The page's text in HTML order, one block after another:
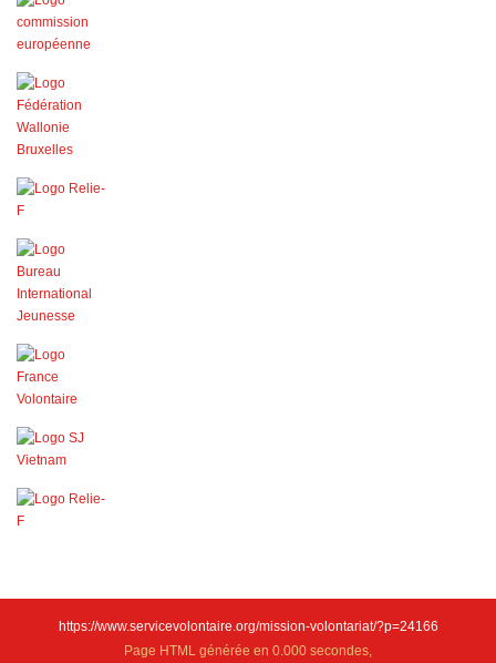
https://www.servicevolontaire.org/mission-volontariat/?p=24166
Page HTML générée en 0.000 secondes,